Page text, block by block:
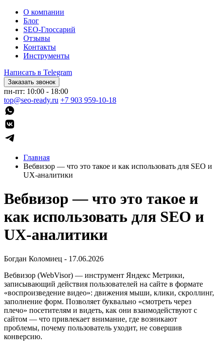
О компании
Блог
SEO-Глоссарий
Отзывы
Контакты
Инструменты
Написать в Telegram
Заказать звонок
пн-пт: 10:00 - 18:00
top@seo-ready.ru +7 903 959-10-18
Главная
Вебвизор — что это такое и как использовать для SEO и
UX-аналитики
Вебвизор — что это такое и
как использовать для SEO и
UX-аналитики
Богдан Коломиец - 17.06.2026
Вебвизор (WebVisor) — инструмент Яндекс Метрики,
записывающий действия пользователей на сайте в формате
«воспроизведение видео»: движения мыши, клики, скроллинг,
заполнение форм. Позволяет буквально «смотреть через
плечо» посетителям и видеть, как они взаимодействуют с
сайтом — что привлекает внимание, где возникают
проблемы, почему пользователь уходит, не совершив
конверсию.